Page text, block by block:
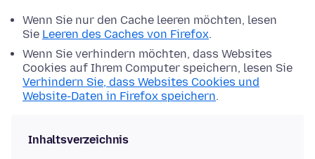
Wenn Sie nur den Cache leeren möchten, lesen
Sie Leeren des Caches von Firefox.
Wenn Sie verhindern möchten, dass Websites
Cookies auf Ihrem Computer speichern, lesen Sie
Verhindern Sie, dass Websites Cookies und
Website-Daten in Firefox speichern.
Inhaltsverzeichnis